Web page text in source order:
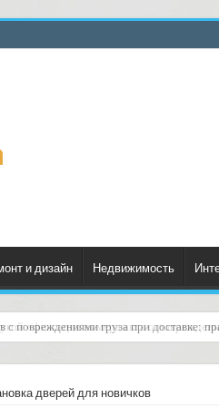
и дизайн Недвижимость
«фиксация номера акта о
дверей для новичков